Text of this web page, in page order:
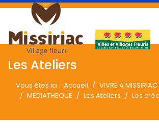
Les Ateliers
Vous êtes ici : Accueil
VIVRE A MISSIRIAC
MEDIATHEQUE
Les Ateliers Les